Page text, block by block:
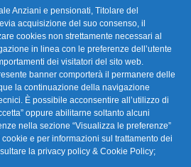
Anziani e pensionati, Titolare del
acquisizione del suo consenso, il
cookies non strettamente necessari al
in linea con le preferenze dell’utente
dei visitatori del sito web.
banner comporterà il permanere delle
la continuazione della navigazione
È possibile acconsentire all’utilizzo di
oppure abilitarne soltanto alcuni
nella sezione “Visualizza le preferenze”
e per informazioni sul trattamento dei
la privacy policy & Cookie Policy;
Frequenti
Policy